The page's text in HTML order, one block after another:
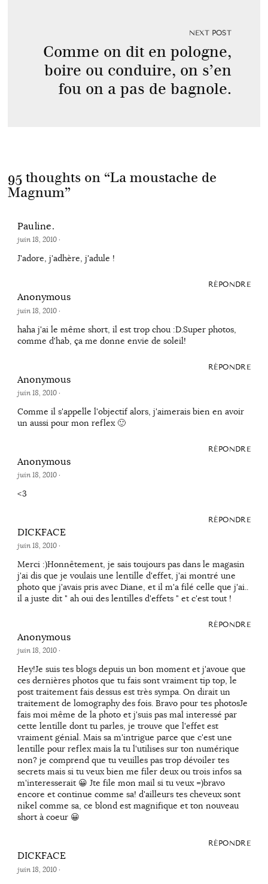
NEXT POST
Comme on dit en pologne,
boire ou conduire, on s’en
fou on a pas de bagnole.
95 thoughts on “La moustache de
Magnum”
Pauline.
juin 18, 2010·
J'adore, j'adhère, j'adule !
RÉPONDRE
Anonymous
juin 18, 2010·
haha j'ai le même short, il est trop chou :D.Super photos,
comme d'hab, ça me donne envie de soleil!
RÉPONDRE
Anonymous
juin 18, 2010·
Comme il s'appelle l'objectif alors, j'aimerais bien en avoir
un aussi pour mon reflex 🙂
RÉPONDRE
Anonymous
juin 18, 2010·
<3
RÉPONDRE
DICKFACE
juin 18, 2010·
Merci :)Honnêtement, je sais toujours pas dans le magasin
j'ai dis que je voulais une lentille d'effet, j'ai montré une
photo que j'avais pris avec Diane, et il m'a filé celle que j'ai..
il a juste dit " ah oui des lentilles d'effets " et c'est tout !
RÉPONDRE
Anonymous
juin 18, 2010·
Hey!Je suis tes blogs depuis un bon moment et j'avoue que
ces dernières photos que tu fais sont vraiment tip top, le
post traitement fais dessus est très sympa. On dirait un
traitement de lomography des fois. Bravo pour tes photosJe
fais moi même de la photo et j'suis pas mal interessé par
cette lentille dont tu parles, je trouve que l'effet est
vraiment génial. Mais sa m'intrigue parce que c'est une
lentille pour reflex mais la tu l'utilises sur ton numérique
non? je comprend que tu veuilles pas trop dévoiler tes
secrets mais si tu veux bien me filer deux ou trois infos sa
m'interesserait 😀 Jte file mon mail si tu veux =)bravo
encore et continue comme sa! d'ailleurs tes cheveux sont
nikel comme sa, ce blond est magnifique et ton nouveau
short à coeur 😀
RÉPONDRE
DICKFACE
juin 18, 2010·